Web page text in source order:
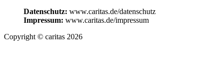
Datenschutz: www.caritas.de/datenschutz
Impressum: www.caritas.de/impressum
Copyright © caritas 2026